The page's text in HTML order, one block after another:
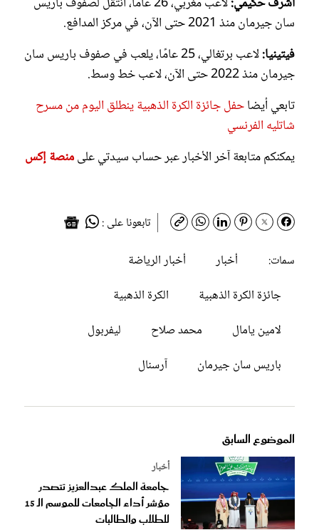
سان جيرمان منذ 2021 حتى الآن، في مركز المدافع.
فيتينيا:
لاعب برتغالي، 25 عامًا، يلعب في صفوف باريس سان
جيرمان منذ 2022 حتى الآن، لاعب خط وسط.
تابعي أيضاحفل جائزة الكرة الذهبية ينطلق اليوم من مسرح
شاتليه الفرنسي
يمكنكم متابعة آخر الأخبار عبر حساب سيدتي علىمنصة إكس
تابعونا على :
سمات:
أخبار
أخبار الرياضة
جائزة الكرة الذهبية
الكرة الذهبية
لامين يامال
محمد صلاح
ليفربول
باريس سان جيرمان
آرسنال
الموضوع السابق
أخبار
جامعة الملك عبدالعزيز تتصدر
مؤشر أداء الجامعات للموسم الـ 15
للطلاب والطالبات